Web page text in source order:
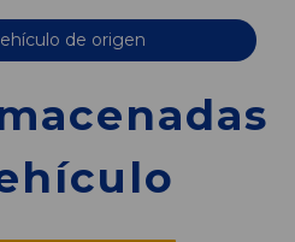
de origen